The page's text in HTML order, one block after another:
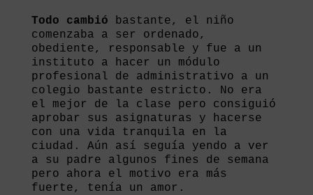
Todo cambió bastante, el niño
comenzaba a ser ordenado,
obediente, responsable y fue a un
instituto a hacer un módulo
profesional de administrativo a un
colegio bastante estricto. No era
el mejor de la clase pero consiguió
aprobar sus asignaturas y hacerse
con una vida tranquila en la
ciudad. Aún así seguía yendo a ver
a su padre algunos fines de semana
pero ahora el motivo era más
fuerte, tenía un amor.